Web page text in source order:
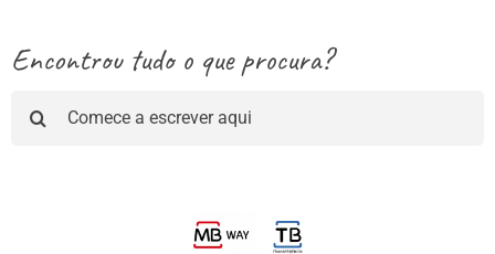
Encontrou tudo o que procura?